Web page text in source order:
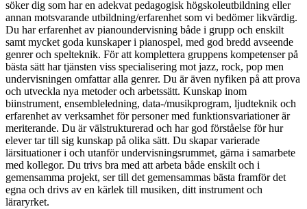
söker dig som har en adekvat pedagogisk högskoleutbildning eller
annan motsvarande utbildning/erfarenhet som vi bedömer likvärdig.
Du har erfarenhet av pianoundervisning både i grupp och enskilt
samt mycket goda kunskaper i pianospel, med god bredd avseende
genrer och spelteknik. För att komplettera gruppens kompetenser på
bästa sätt har tjänsten viss specialisering mot jazz, rock, pop men
undervisningen omfattar alla genrer. Du är även nyfiken på att prova
och utveckla nya metoder och arbetssätt. Kunskap inom
biinstrument, ensembleledning, data-/musikprogram, ljudteknik och
erfarenhet av verksamhet för personer med funktionsvariationer är
meriterande. Du är välstrukturerad och har god förståelse för hur
elever tar till sig kunskap på olika sätt. Du skapar varierade
lärsituationer i och utanför undervisningsrummet, gärna i samarbete
med kollegor. Du trivs bra med att arbeta både enskilt och i
gemensamma projekt, ser till det gemensammas bästa framför det
egna och drivs av en kärlek till musiken, ditt instrument och
läraryrket.